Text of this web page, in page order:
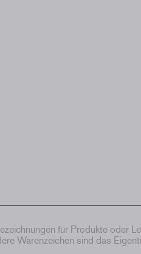
für Produkte oder
Warenzeichen sind das